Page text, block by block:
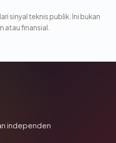
sinyal teknis publik. Ini bukan
atau finansial.
independen